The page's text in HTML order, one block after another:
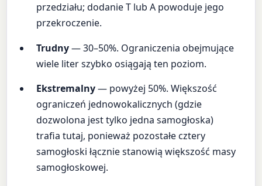
przedziału; dodanie T lub A powoduje jego
przekroczenie.
Trudny— 30–50%. Ograniczenia obejmujące
wiele liter szybko osiągają ten poziom.
Ekstremalny— powyżej 50%. Większość
ograniczeń jednowokalicznych (gdzie
dozwolona jest tylko jedna samogłoska)
trafia tutaj, ponieważ pozostałe cztery
samogłoski łącznie stanowią większość masy
samogłoskowej.